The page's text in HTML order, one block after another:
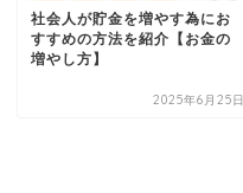
社会人が貯金を増やす為にお
すすめの方法を紹介【お金の
増やし方】
2025年6月25日